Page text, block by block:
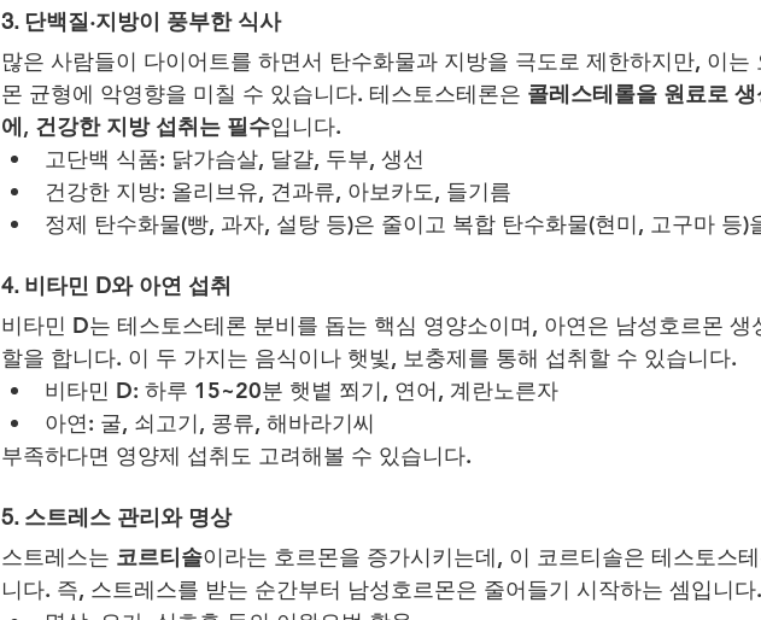
3. 단백질·지방이 풍부한 식사
많은 사람들이 다이어트를 하면서 탄수화물과 지방을 극도로 제한하지만, 이는
몬 균형에 악영향을 미칠 수 있습니다. 테스토스테론은 콜레스테롤을 원료로
에, 건강한 지방 섭취는 필수입니다.
고단백 식품: 닭가슴살, 달걀, 두부, 생선
건강한 지방: 올리브유, 견과류, 아보카도, 들기름
정제 탄수화물(빵, 과자, 설탕 등)은 줄이고 복합 탄수화물(현미, 고구마 등)
4. 비타민 D와 아연 섭취
비타민 D는 테스토스테론 분비를 돕는 핵심 영양소이며, 아연은 남성호르몬 생
할을 합니다. 이 두 가지는 음식이나 햇빛, 보충제를 통해 섭취할 수 있습니다.
비타민 D: 하루 15~20분 햇볕 쬐기, 연어, 계란노른자
아연: 굴, 쇠고기, 콩류, 해바라기씨
부족하다면 영양제 섭취도 고려해볼 수 있습니다.
5. 스트레스 관리와 명상
스트레스는 코르티솔이라는 호르몬을 증가시키는데, 이 코르티솔은 테스토스
니다. 즉, 스트레스를 받는 순간부터 남성호르몬은 줄어들기 시작하는 셈입니다.